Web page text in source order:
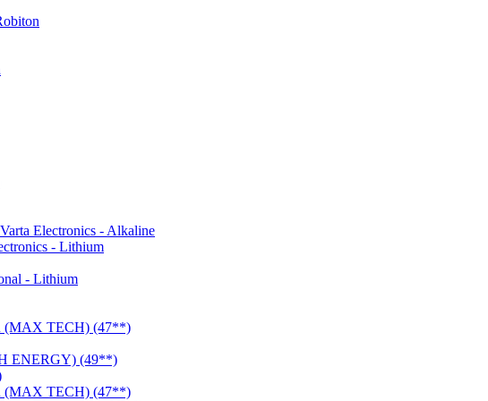
Electronics - Alkaline
- Lithium
- Lithium
(MAX TECH) (47**)
ENERGY) (49**)
(MAX TECH) (47**)